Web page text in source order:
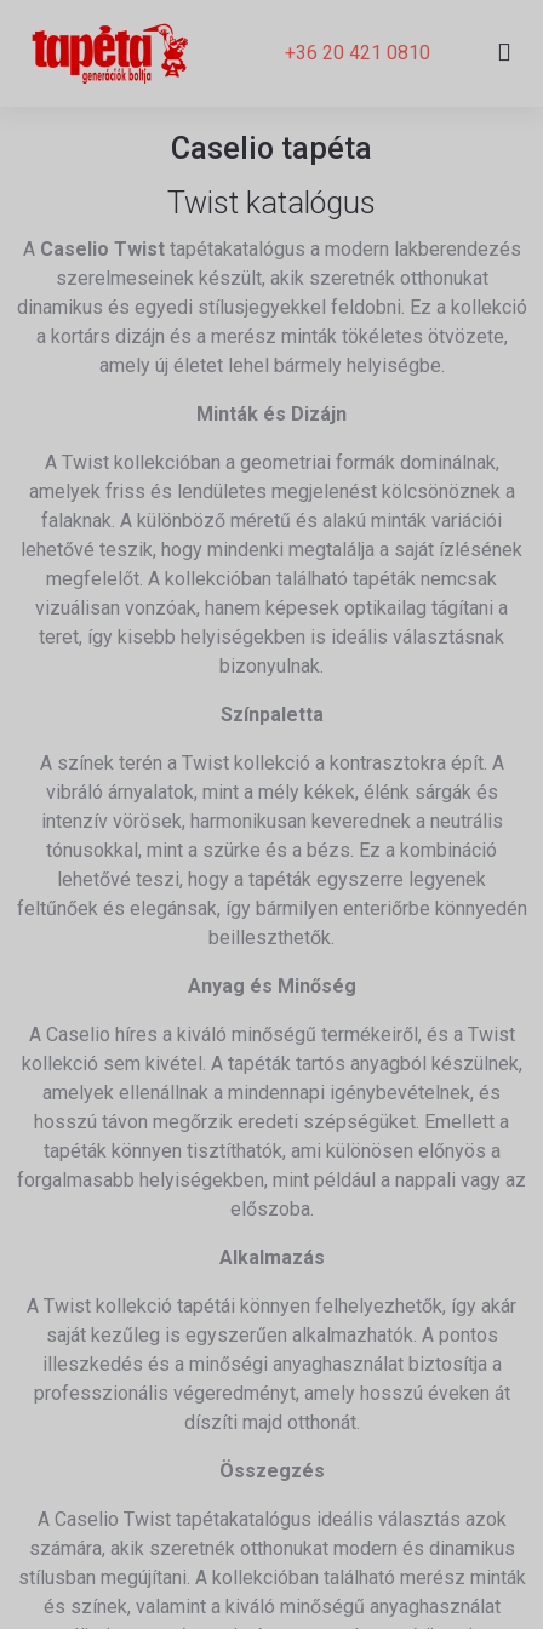
+36 20 421 0810
Caselio tapéta
Twist katalógus
A Caselio Twisttapétakatalógus a modern lakberendezés
szerelmeseinek készült, akik szeretnék otthonukat
dinamikus és egyedi stílusjegyekkel feldobni. Ez a kollekció
a kortárs dizájn és a merész minták tökéletes ötvözete,
amely új életet lehel bármely helyiségbe.
Minták és Dizájn
A Twist kollekcióban a geometriai formák dominálnak,
amelyek friss és lendületes megjelenést kölcsönöznek a
falaknak. A különböző méretű és alakú minták variációi
lehetővé teszik, hogy mindenki megtalálja a saját ízlésének
megfelelőt. A kollekcióban található tapéták nemcsak
vizuálisan vonzóak, hanem képesek optikailag tágítani a
teret, így kisebb helyiségekben is ideális választásnak
bizonyulnak.
Színpaletta
A színek terén a Twist kollekció a kontrasztokra épít. A
vibráló árnyalatok, mint a mély kékek, élénk sárgák és
intenzív vörösek, harmonikusan keverednek a neutrális
tónusokkal, mint a szürke és a bézs. Ez a kombináció
lehetővé teszi, hogy a tapéták egyszerre legyenek
feltűnőek és elegánsak, így bármilyen enteriőrbe könnyedén
beilleszthetők.
Anyag és Minőség
A Caselio híres a kiváló minőségű termékeiről, és a Twist
kollekció sem kivétel. A tapéták tartós anyagból készülnek,
amelyek ellenállnak a mindennapi igénybevételnek, és
hosszú távon megőrzik eredeti szépségüket. Emellett a
tapéták könnyen tisztíthatók, ami különösen előnyös a
forgalmasabb helyiségekben, mint például a nappali vagy az
előszoba.
Alkalmazás
A Twist kollekció tapétái könnyen felhelyezhetők, így akár
saját kezűleg is egyszerűen alkalmazhatók. A pontos
illeszkedés és a minőségi anyaghasználat biztosítja a
professzionális végeredményt, amely hosszú éveken át
díszíti majd otthonát.
Összegzés
A Caselio Twist tapétakatalógus ideális választás azok
számára, akik szeretnék otthonukat modern és dinamikus
stílusban megújítani. A kollekcióban található merész minták
és színek, valamint a kiváló minőségű anyaghasználat